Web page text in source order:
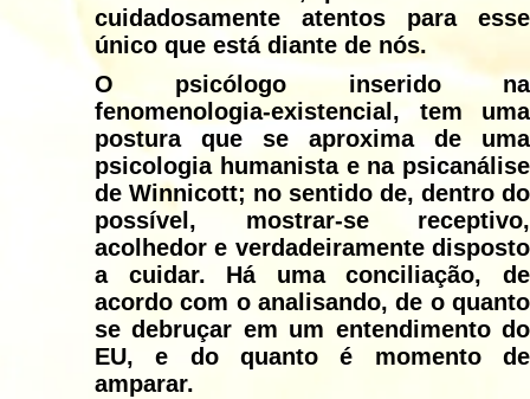
cuidadosamente atentos para esse
único que está diante de nós.
O psicólogo inserido na
fenomenologia-existencial, tem uma
postura que se aproxima de uma
psicologia humanista e na psicanálise
de Winnicott; no sentido de, dentro do
possível, mostrar-se receptivo,
acolhedor e verdadeiramente disposto
a cuidar. Há uma conciliação, de
acordo com o analisando, de o quanto
se debruçar em um entendimento do
EU, e do quanto é momento de
amparar.